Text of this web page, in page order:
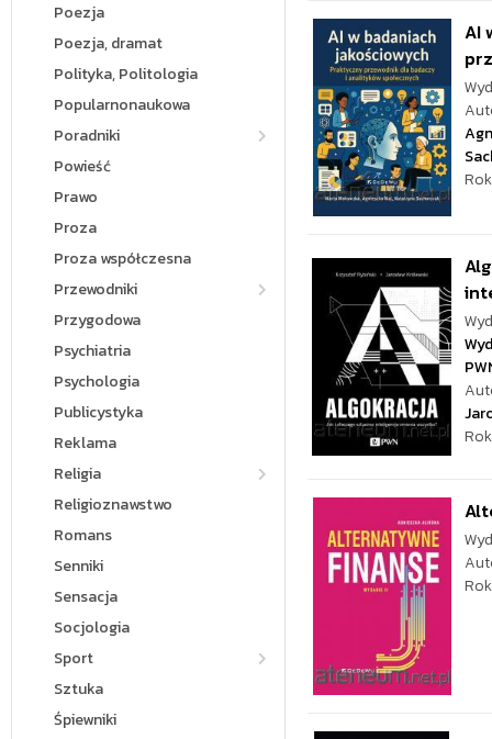
Poezja
Poezja, dramat
Polityka, Politologia
Popularnonaukowa
Poradniki
Powieść
Prawo
Proza
Proza współczesna
Przewodniki
Przygodowa
Psychiatria
Psychologia
Publicystyka
Reklama
Religia
Religioznawstwo
Romans
Senniki
Sensacja
Socjologia
Sport
Sztuka
Śpiewniki
AI